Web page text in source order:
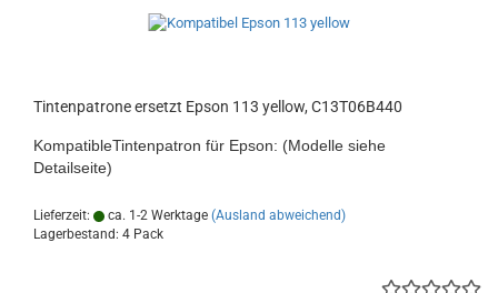
Tintenpatrone ersetzt Epson 113 yellow, C13T06B440
KompatibleTintenpatron für Epson: (Modelle siehe
Detailseite)
Lieferzeit: ca. 1-2 Werktage (Ausland abweichend)
Lagerbestand: 4 Pack